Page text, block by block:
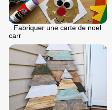
Fabriquer une carte de noel
carr